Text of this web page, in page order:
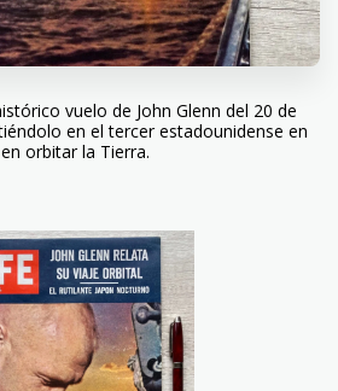
vuelo de John Glenn del 20 de
en el tercer estadounidense en
orbitar la Tierra.